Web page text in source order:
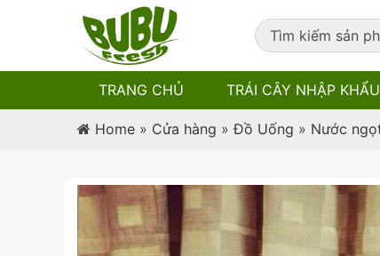
TRANG CHỦ TRÁI CÂY NHẬP
Home » Cửa hàng »Đồ Uống » Nước